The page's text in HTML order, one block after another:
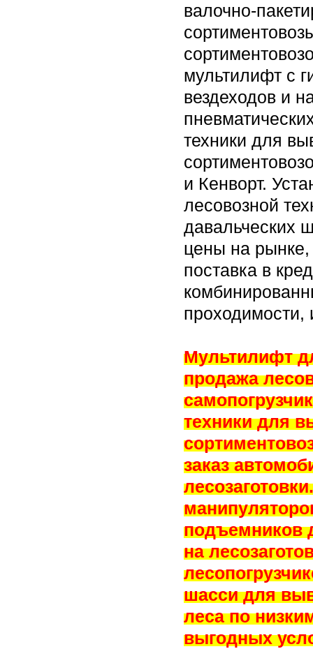
валочно-
мультилифт с
вездеходов и
техники для
и Кенворт.
лесовозной
давальческих
цены на рынке,
поставка в
проходимости,
Мультилифт
продажа
техники для
заказ
подъемников
на
шасси для
леса по
выгодных